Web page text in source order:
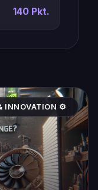
140 Pkt.
INNOVATION ⚙️